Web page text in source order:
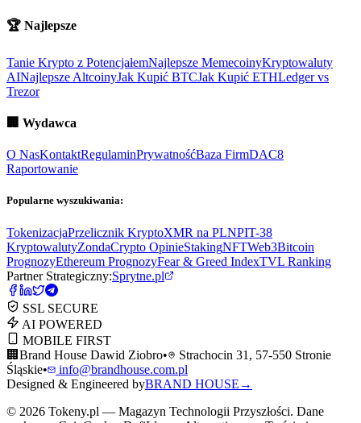
🏆 Najlepsze
Tanie Krypto z PotencjałemNajlepsze MemecoinyKryptowaluty
AINajlepsze AltcoinyJak Kupić BTCJak Kupić ETHLedger vs
Trezor
🏢 Wydawca
O NasKontaktRegulaminPrywatnośćBaza FirmDAC8
Raportowanie
Popularne wyszukiwania:
TokenizacjaPrzelicznik KryptoXMR na PLNPIT-38
KryptowalutyZondaCrypto OpinieStakingNFTWeb3Bitcoin
PrognozyEthereum PrognozyFear & Greed IndexTVL Ranking
Partner Strategiczny:Sprytne.pl
SSL SECURE
AI POWERED
MOBILE FIRST
🏢 Brand House Dawid Ziobro•
Strachocin 31, 57-550 Stronie
Śląskie•
info@brandhouse.com.pl
Designed & Engineered byBRAND HOUSE →
© 2026 Tokeny.pl — Magazyn Technologii Przyszłości. Dane